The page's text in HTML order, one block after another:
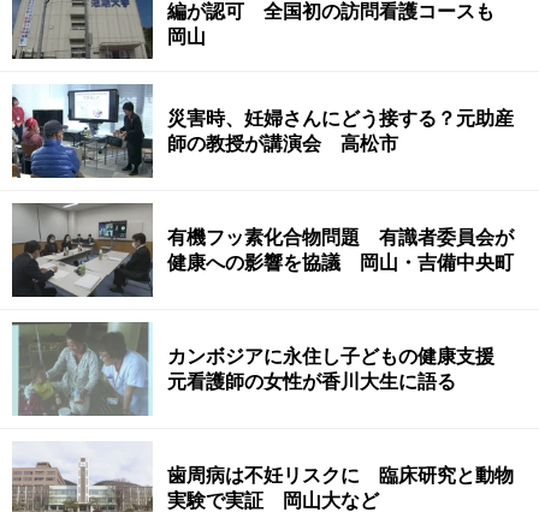
編が認可 全国初の訪問看護コースも
岡山
災害時、妊婦さんにどう接する？元助産
師の教授が講演会 高松市
有機フッ素化合物問題 有識者委員会が
健康への影響を協議 岡山・吉備中央町
カンボジアに永住し子どもの健康支援
元看護師の女性が香川大生に語る
歯周病は不妊リスクに 臨床研究と動物
実験で実証 岡山大など